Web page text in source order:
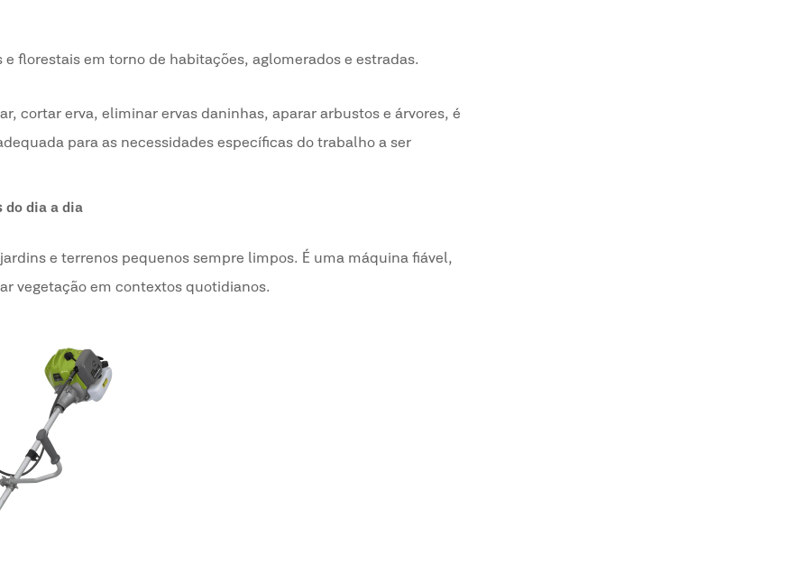
florestais em torno de habitações, aglomerados e estradas.
cortar erva, eliminar ervas daninhas, aparar arbustos e árvores, é
para as necessidades específicas do trabalho a ser
do dia a dia
e terrenos pequenos sempre limpos. É uma máquina fiável,
vegetação em contextos quotidianos.